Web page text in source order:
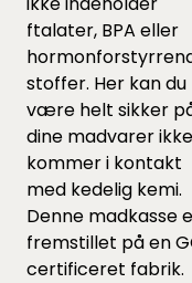
ftalater, BPA eller
stoffer. Her kan du
være helt sikker
dine madvarer ikke
kommer i kontakt
med kedelig kemi.
Denne madkasse
fremstillet på en
certificeret fabrik.